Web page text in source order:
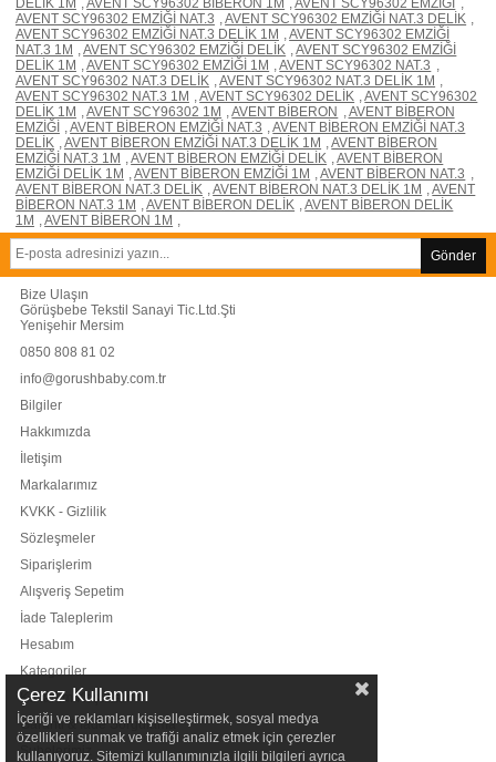
DELİK 1M ,AVENT SCY96302 BİBERON 1M ,AVENT SCY96302 EMZİĞİ
,
AVENT SCY96302 EMZİĞİ NAT.3 ,AVENT SCY96302 EMZİĞİ NAT.3 DELİK ,
AVENT SCY96302 EMZİĞİ NAT.3 DELİK 1M ,AVENT SCY96302 EMZİĞİ
NAT.3 1M ,AVENT SCY96302 EMZİĞİ DELİK ,AVENT SCY96302 EMZİĞİ
DELİK 1M ,AVENT SCY96302 EMZİĞİ 1M ,AVENT SCY96302 NAT.3 ,
AVENT SCY96302 NAT.3 DELİK ,AVENT SCY96302 NAT.3 DELİK 1M ,
AVENT SCY96302 NAT.3 1M ,AVENT SCY96302 DELİK ,AVENT SCY96302
DELİK 1M ,AVENT SCY96302 1M ,AVENT BİBERON ,AVENT BİBERON
EMZİĞİ ,AVENT BİBERON EMZİĞİ NAT.3 ,AVENT BİBERON EMZİĞİ NAT.3
DELİK ,AVENT BİBERON EMZİĞİ NAT.3 DELİK 1M ,AVENT BİBERON
EMZİĞİ NAT.3 1M ,AVENT BİBERON EMZİĞİ DELİK ,AVENT BİBERON
EMZİĞİ DELİK 1M ,AVENT BİBERON EMZİĞİ 1M ,AVENT BİBERON NAT.3 ,
AVENT BİBERON NAT.3 DELİK ,AVENT BİBERON NAT.3 DELİK 1M ,AVENT
BİBERON NAT.3 1M ,AVENT BİBERON DELİK ,AVENT BİBERON DELİK
1M ,AVENT BİBERON 1M ,
Gönder
Bize Ulaşın
Görüşbebe Tekstil Sanayi Tic.Ltd.Şti
Yenişehir Mersim
0850 808 81 02
info@gorushbaby.com.tr
Bilgiler
Hakkımızda
İletişim
Markalarımız
KVKK - Gizlilik
Sözleşmeler
Siparişlerim
Alışveriş Sepetim
İade Taleplerim
Hesabım
Kategoriler
Kullanım Koşulları
Garanti & İade Sorgulama
Şubelerimiz
Çerez Kullanımı
İçeriği ve reklamları kişiselleştirmek, sosyal medya
özellikleri sunmak ve trafiği analiz etmek için çerezler
kullanıyoruz. Sitemizi kullanımınızla ilgili bilgileri ayrıca